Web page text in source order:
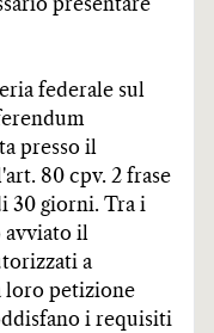
presentare
federale sul
presso il
80 cpv. 2 frase
30 giorni. Tra i
avviato il
a
loro petizione
i requisiti